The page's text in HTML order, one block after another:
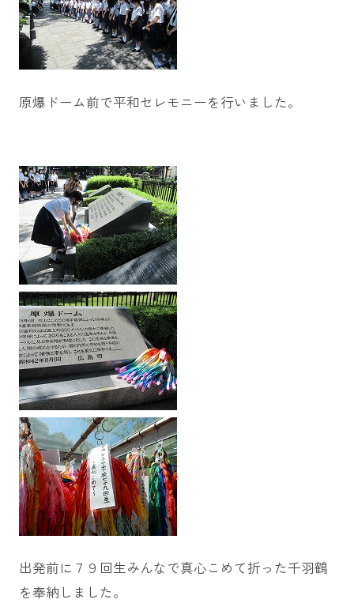
原爆ドーム前で平和セレモニーを行いました。
出発前に７９回生みんなで真心こめて折った千羽鶴
を奉納しました。